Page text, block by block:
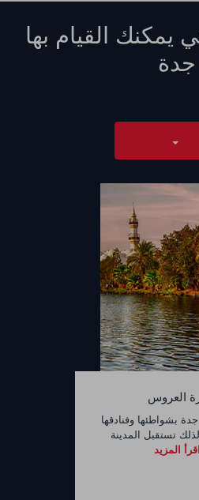
يمكنك القيام بها
جدة
العروس
بشواطئها وفنادقها
تستقبل المدينة
اقرأ المزيد